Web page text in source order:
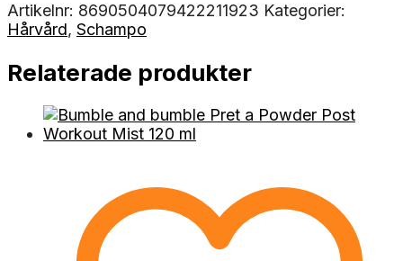
Artikelnr: 8690504079422211923 Kategorier:
Hårvård, Schampo
Relaterade produkter